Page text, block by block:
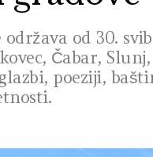
od 30.
Čabar,
poeziji,